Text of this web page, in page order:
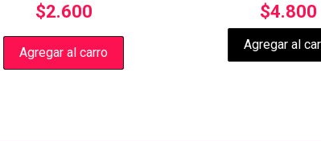
$2.600
Agregar al carro
$4.800
Agregar al